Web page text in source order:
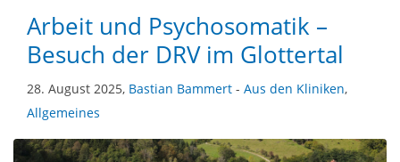
Arbeit und Psychosomatik –
Besuch der DRV im Glottertal
28. August 2025, Bastian Bammert - Aus den Kliniken,
Allgemeines